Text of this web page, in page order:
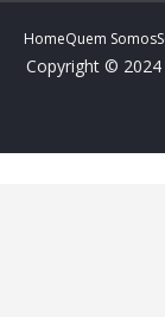
HomeQuem Somos
Copyright ©